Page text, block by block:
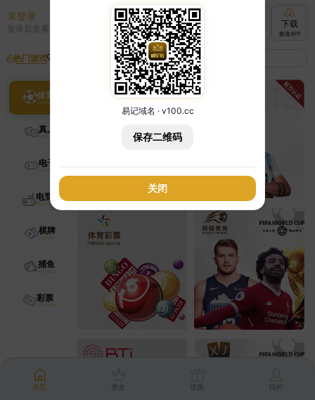
未登录
登录后查看 充值
快速到账
下载
极速APP
热门游戏
体育
真人
电子
电竞
棋牌
捕鱼
彩票
首页 资金 优惠 我的
易记域名 · v100.cc
保存二维码
关闭